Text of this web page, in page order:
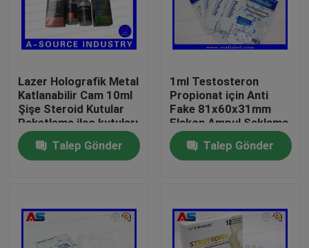
Ev
Hakkımızda
Lazer Holografik Metal
Katlanabilir Cam 10ml
Şişe Steroid Kutular
Paketleme ilaç kutuları
etiket
Talep Gönder
1ml Testosteron
Propionat için Anti
Fake 81x60x31mm
Flakon Ampul Saklama
Kutusu
Talep Gönder